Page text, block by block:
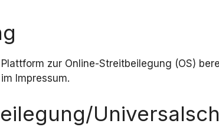
zur Online-Streitbeilegung (OS)
Impressum.